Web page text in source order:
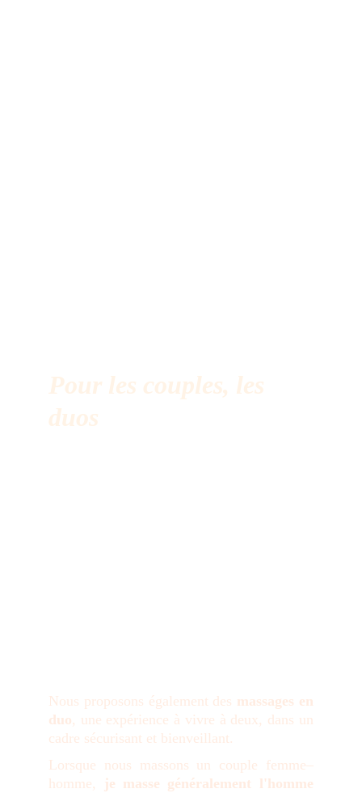
Pour les couples, les
duos
Nous proposons également des massages en
duo, une expérience à vivre à deux, dans un
cadre sécurisant et bienveillant.
Lorsque nous massons un couple femme–
homme,
je masse généralement l'homme